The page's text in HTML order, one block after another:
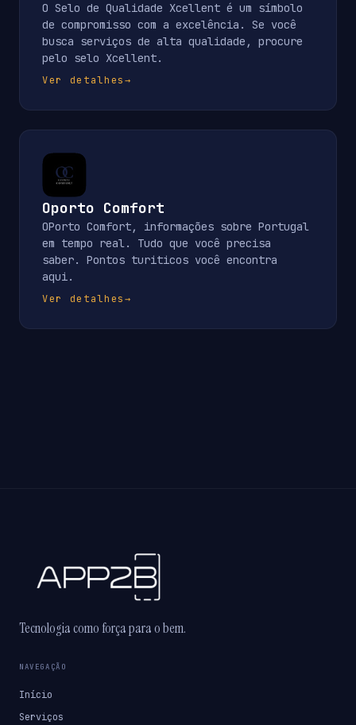
O Selo de Qualidade Xcellent é um símbolo
de compromisso com a excelência. Se você
busca serviços de alta qualidade, procure
pelo selo Xcellent.
Ver detalhes→
Oporto Comfort
OPorto Comfort, informações sobre Portugal
em tempo real. Tudo que você precisa
saber. Pontos turiticos você encontra
aqui.
Ver detalhes→
Tecnologia como força para o bem.
NAVEGAÇÃO
Início
Serviços